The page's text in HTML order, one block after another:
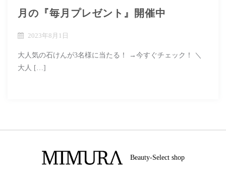
月の『毎月プレゼント』開催中
2023年8月1日
大人気の石けんが3名様に当たる！ →今すぐチェック！ ＼
大人 […]
Beauty-Select shop